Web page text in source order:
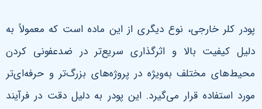
پودر کلر خارجی، نوع دیگری از این ماده است که معمولاً به
دلیل کیفیت بالا و اثرگذاری سریع‌تر در ضدعفونی کردن
محیط‌های مختلف به‌ویژه در پروژه‌های بزرگ‌تر و حرفه‌ای‌تر
مورد استفاده قرار می‌گیرد. این پودر به دلیل دقت در فرآیند